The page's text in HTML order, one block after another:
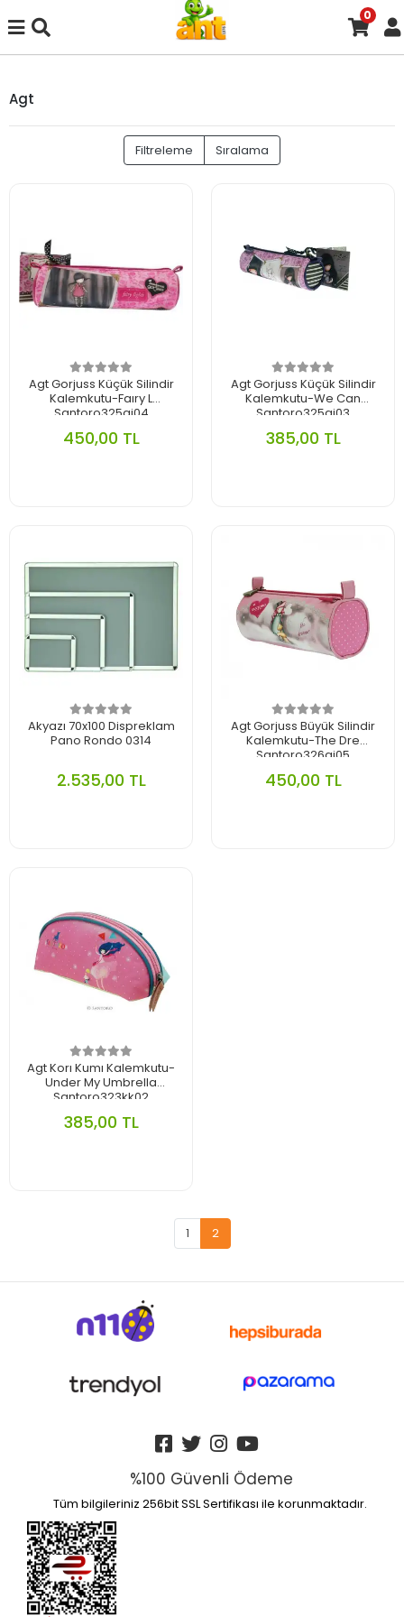
0
Agt
Filtreleme Sıralama
Agt Gorjuss Küçük Silindir
Kalemkutu-Faıry L
Santoro325gj04
450,00 TL
Agt Gorjuss Küçük Silindir
Kalemkutu-We Can
Santoro325gj03
385,00 TL
Akyazı 70x100 Dispreklam
Pano Rondo 0314
2.535,00 TL
Agt Gorjuss Büyük Silindir
Kalemkutu-The Dre
Santoro326gj05
450,00 TL
Agt Korı Kumı Kalemkutu-
Under My Umbrella
Santoro323kk02
385,00 TL
1 2
%100 Güvenli Ödeme
Tüm bilgileriniz 256bit SSL Sertifikası ile korunmaktadır.